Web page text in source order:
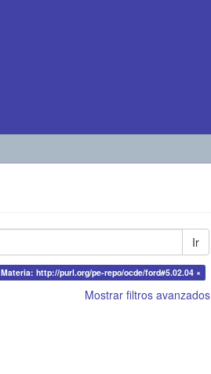
Ir
Materia: http://purl.org/pe-repo/ocde/ford#5.02.04 ×
Mostrar filtros avanzados